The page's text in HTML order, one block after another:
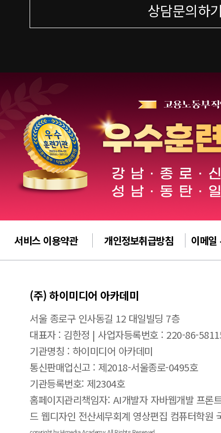
상담문의하
서비스 이용약관 개인정보취급방침 이메일
(주) 하이미디어 아카데미
서울 종로구 인사동길 12 대일빌딩 7층
대표자 : 김한정 | 사업자등록번호 : 220-86-
기관명칭 : 하이미디어 아카데미
통신판매업신고 : 제2018-서울종로-0495호
기관등록번호: 제2304호
홈페이지관리책임자: AI개발자 자바웹개발 프론
드 웹디자인 전산세무회계 영상편집 컴퓨터학원